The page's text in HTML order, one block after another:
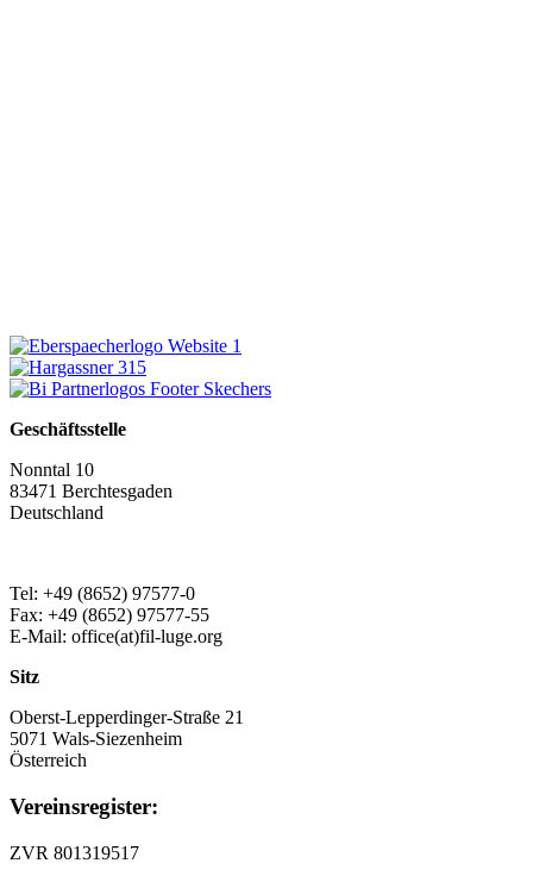
Geschäftsstelle
Nonntal 10
83471 Berchtesgaden
Deutschland
Tel: +49 (8652) 97577-0
Fax: +49 (8652) 97577-55
E-Mail: office(at)fil-luge.org
Sitz
Oberst-Lepperdinger-Straße 21
5071 Wals-Siezenheim
Österreich
Vereinsregister:
ZVR 801319517